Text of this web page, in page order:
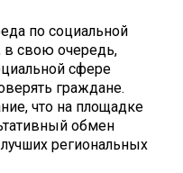
по социальной
в свою очередь,
сфере
граждане.
что на площадке
обмен
региональных